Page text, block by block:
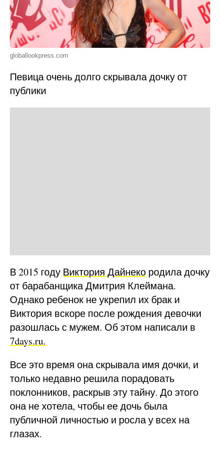
globallookpress.com
Певица очень долго скрывала дочку от
публики
В 2015 году Виктория Дайнеко родила дочку
от барабанщика Дмитрия Клеймана.
Однако ребенок не укрепил их брак и
Виктория вскоре после рождения девочки
разошлась с мужем. Об этом написали в
7days.ru.
Все это время она скрывала имя дочки, и
только недавно решила порадовать
поклонников, раскрыв эту тайну. До этого
она не хотела, чтобы ее дочь была
публичной личностью и росла у всех на
глазах.